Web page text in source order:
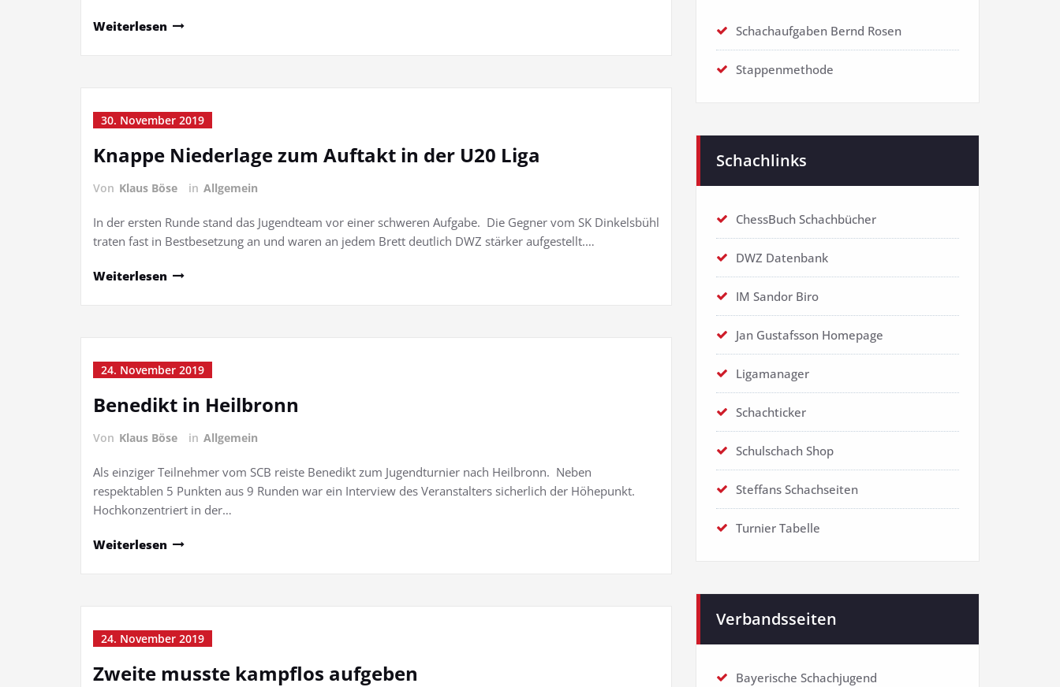
Weiterlesen
30. November 2019
Knappe Niederlage zum Auftakt in der U20 Liga
Von Klaus Böse in Allgemein
In der ersten Runde stand das Jugendteam vor einer schweren Aufgabe. Die Gegner vom SK Dinkelsbühl
traten fast in Bestbesetzung an und waren an jedem Brett deutlich DWZ stärker aufgestellt.…
Weiterlesen
24. November 2019
Benedikt in Heilbronn
Von Klaus Böse in Allgemein
Als einziger Teilnehmer vom SCB reiste Benedikt zum Jugendturnier nach Heilbronn. Neben
respektablen 5 Punkten aus 9 Runden war ein Interview des Veranstalters sicherlich der Höhepunkt.
Hochkonzentriert in der…
Weiterlesen
24. November 2019
Zweite musste kampflos aufgeben
Schachaufgaben Bernd Rosen
Stappenmethode
Schachlinks
ChessBuch Schachbücher
DWZ Datenbank
IM Sandor Biro
Jan Gustafsson Homepage
Ligamanager
Schachticker
Schulschach Shop
Steffans Schachseiten
Turnier Tabelle
Verbandsseiten
Bayerische Schachjugend